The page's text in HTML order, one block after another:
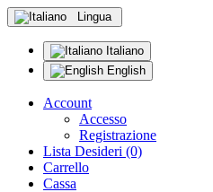
Lingua
Italiano
English
Account
Accesso
Registrazione
Lista Desideri (0)
Carrello
Cassa